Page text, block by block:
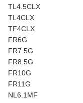
TL4.5CLX
TL4CLX
TF4CLX
FR6G
FR7.5G
FR8.5G
FR10G
FR11G
NL6.1MF